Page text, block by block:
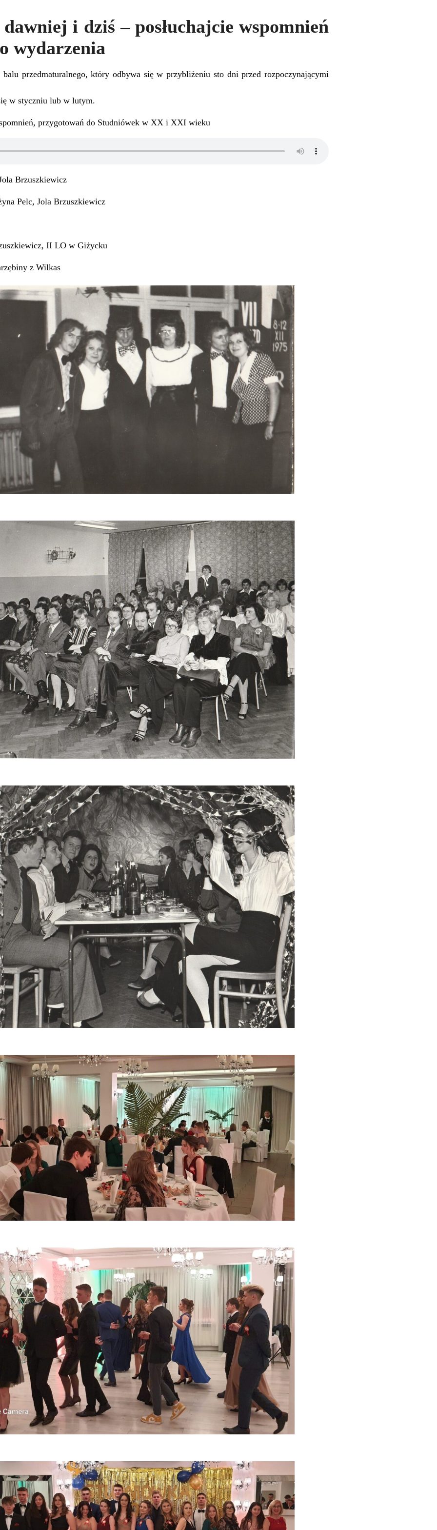
i dziś – posłuchajcie wspomnień
wydarzenia
przedmaturalnego, który odbywa się w przybliżeniu sto dni przed rozpoczynającymi
w styczniu lub w lutym.
przygotowań do Studniówek w XX i XXI wieku
Brzuszkiewicz
Pelc, Jola Brzuszkiewicz
II LO w Giżycku
z Wilkas